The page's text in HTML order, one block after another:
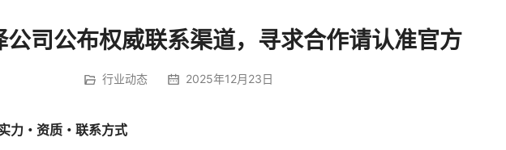
公司公布权威联系渠道，寻求合作请认准官方
行业动态 2025年12月23日
力・资质・联系方式